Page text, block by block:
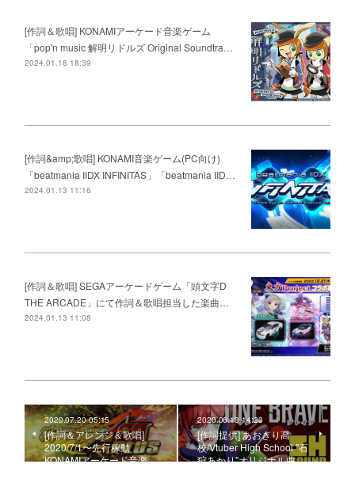
[作詞＆歌唱] KONAMIアーケード音楽ゲーム
「pop'n music 解明リドルズ Original Soundtra…
2024.01.18 18:39
[作詞&amp;歌唱] KONAMI音楽ゲーム(PC向け)
「beatmania IIDX INFINITAS」「beatmania IID…
2024.01.13 11:16
[作詞＆歌唱] SEGAアーケードゲーム「頭文字D
THE ARCADE」にて作詞＆歌唱担当した楽曲…
2024.01.13 11:08
2020.07.20 05:15
[作詞＆アレンジ＆歌唱]
2020/7/1〜先行稼動
KONAMIアーケード音楽…
2020.06.13 14:23
[作詞提供] あおぎり高
校/Vtuber High School "石
狩あかり"オリジナル曲…